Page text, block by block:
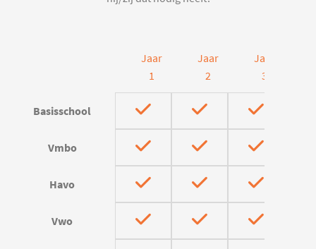
Jaar
1
Jaar
2
Jaar
3
Basisschool
Vmbo
Havo
Vwo